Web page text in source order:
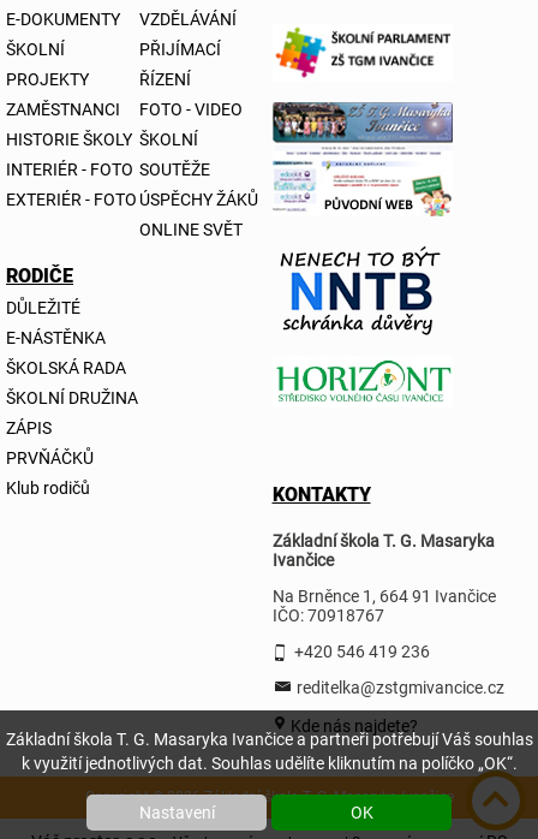
Základní škola T. G. Masaryka Ivančice a partneři potřebují Váš souhlas
k využití jednotlivých dat. Souhlas udělíte kliknutím na políčko „OK“.
Nastavení OK
E-DOKUMENTY
ŠKOLNÍ
PROJEKTY
ZAMĚSTNANCI
HISTORIE ŠKOLY
INTERIÉR - FOTO
EXTERIÉR - FOTO
VZDĚLÁVÁNÍ
PŘIJÍMACÍ
ŘÍZENÍ
FOTO - VIDEO
ŠKOLNÍ
SOUTĚŽE
ÚSPĚCHY ŽÁKŮ
ONLINE SVĚT
RODIČE
DŮLEŽITÉ
E-NÁSTĚNKA
ŠKOLSKÁ RADA
ŠKOLNÍ DRUŽINA
ZÁPIS
PRVŇÁČKŮ
Klub rodičů
KONTAKTY
Základní škola T. G. Masaryka
Ivančice
Na Brněnce 1, 664 91 Ivančice
IČO: 70918767
+420 546 419 236
reditelka@zstgmivancice.cz
Kde nás najdete?
Copyright © 2026 Základní škola T. G. Masaryka Ivančice